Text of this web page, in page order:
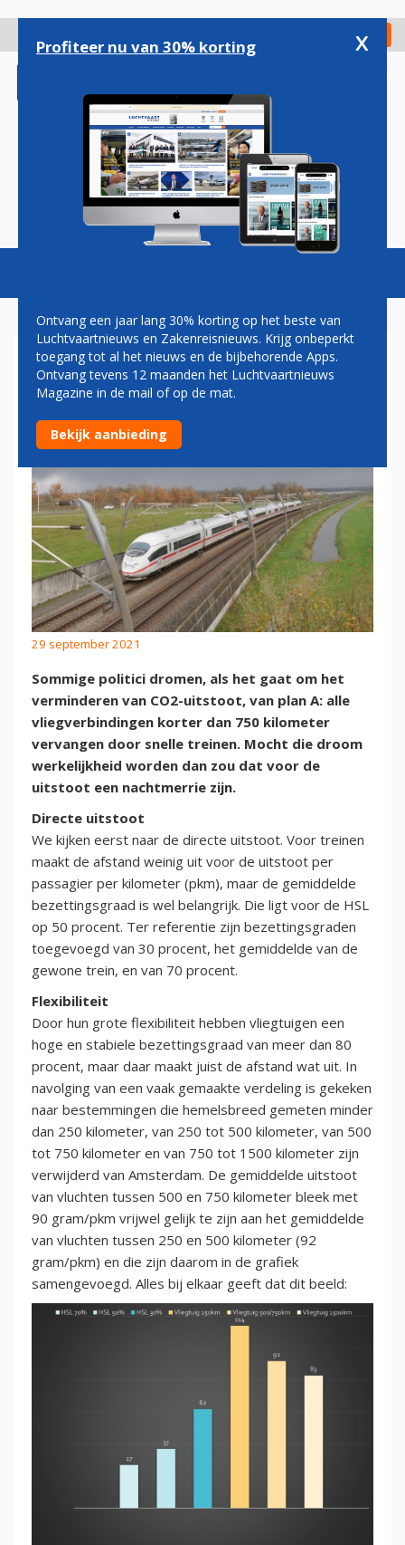
gaan
Check in
Magazine Podcasts Vacatures
BENNO BAKSTEEN: HSL-
SYNDROOM
29 september 2021
Sommige politici dromen, als het gaat om het
verminderen van CO2-uitstoot, van plan A: alle
vliegverbindingen korter dan 750 kilometer
vervangen door snelle treinen. Mocht die droom
werkelijkheid worden dan zou dat voor de
uitstoot een nachtmerrie zijn.
Directe uitstoot
We kijken eerst naar de directe uitstoot. Voor treinen
maakt de afstand weinig uit voor de uitstoot per
passagier per kilometer (pkm), maar de gemiddelde
bezettingsgraad is wel belangrijk. Die ligt voor de HSL
op 50 procent. Ter referentie zijn bezettingsgraden
toegevoegd van 30 procent, het gemiddelde van de
gewone trein, en van 70 procent.
Flexibiliteit
Door hun grote flexibiliteit hebben vliegtuigen een
hoge en stabiele bezettingsgraad van meer dan 80
procent, maar daar maakt juist de afstand wat uit. In
navolging van een vaak gemaakte verdeling is gekeken
naar bestemmingen die hemelsbreed gemeten minder
dan 250 kilometer, van 250 tot 500 kilometer, van 500
tot 750 kilometer en van 750 tot 1500 kilometer zijn
verwijderd van Amsterdam. De gemiddelde uitstoot
van vluchten tussen 500 en 750 kilometer bleek met
90 gram/pkm vrijwel gelijk te zijn aan het gemiddelde
van vluchten tussen 250 en 500 kilometer (92
gram/pkm) en die zijn daarom in de grafiek
samengevoegd. Alles bij elkaar geeft dat dit beeld:
Profiteer nu van 30% korting x
Ontvang een jaar lang 30% korting op het beste van
Luchtvaartnieuws en Zakenreisnieuws. Krijg onbeperkt
toegang tot al het nieuws en de bijbehorende Apps.
Ontvang tevens 12 maanden het Luchtvaartnieuws
Magazine in de mail of op de mat.
Bekijk aanbieding